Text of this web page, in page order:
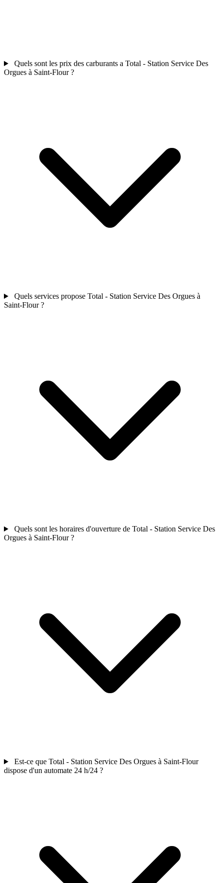
Quels sont les prix des carburants a Total - Station Service Des
Orgues à Saint-Flour ?
Quels services propose Total - Station Service Des Orgues à
Saint-Flour ?
Quels sont les horaires d'ouverture de Total - Station Service Des
Orgues à Saint-Flour ?
Est-ce que Total - Station Service Des Orgues à Saint-Flour
dispose d'un automate 24 h/24 ?